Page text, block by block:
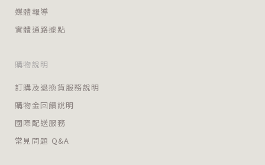
媒體報導
實體通路據點
購物說明
訂購及退換貨服務說明
購物金回饋說明
國際配送服務
常見問題 Q&A